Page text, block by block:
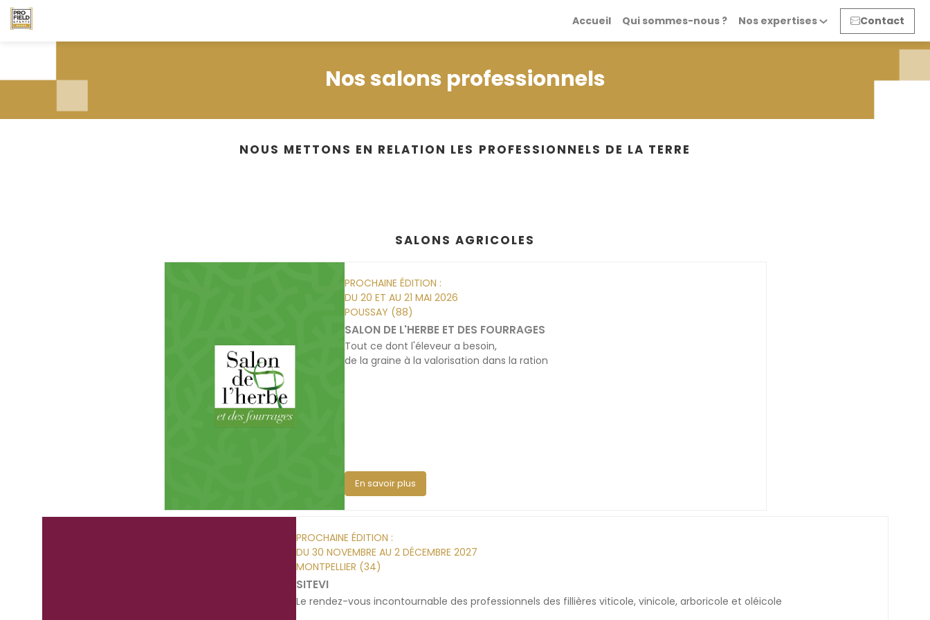
Accueil Qui sommes-nous ? Nos expertises Contact
Nos salons professionnels
NOUS METTONS EN RELATION LES PROFESSIONNELS DE LA TERRE
SALONS AGRICOLES
PROCHAINE ÉDITION :
DU 20 ET AU 21 MAI 2026
POUSSAY (88)
SALON DE L'HERBE ET DES FOURRAGES
Tout ce dont l'éleveur a besoin,
de la graine à la valorisation dans la ration
En savoir plus
PROCHAINE ÉDITION :
DU 30 NOVEMBRE AU 2 DÉCEMBRE 2027
MONTPELLIER (34)
SITEVI
Le rendez-vous incontournable des professionnels des fillières viticole, vinicole, arboricole et oléicole